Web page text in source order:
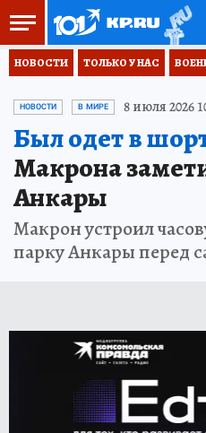
НОВОСТИ ТОЛЬКО У НАС
НОВОСТИ В МИРЕ 8 июля 2026
Был одет в
Макрона
Анкары
Макрон устроил
парку Анкары перед